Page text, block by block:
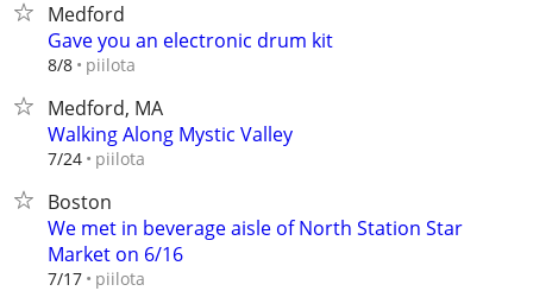
Medford
Gave you an electronic drum kit
8/8 piilota
Medford, MA
Walking Along Mystic Valley
7/24 piilota
Boston
We met in beverage aisle of North Station Star
Market on 6/16
7/17 piilota